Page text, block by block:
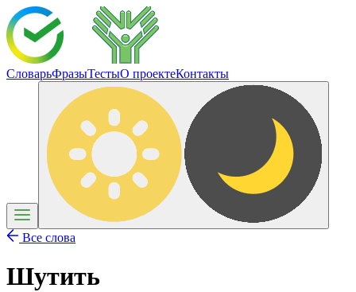
СловарьФразыТестыО проектеКонтакты
Все слова
Шутить